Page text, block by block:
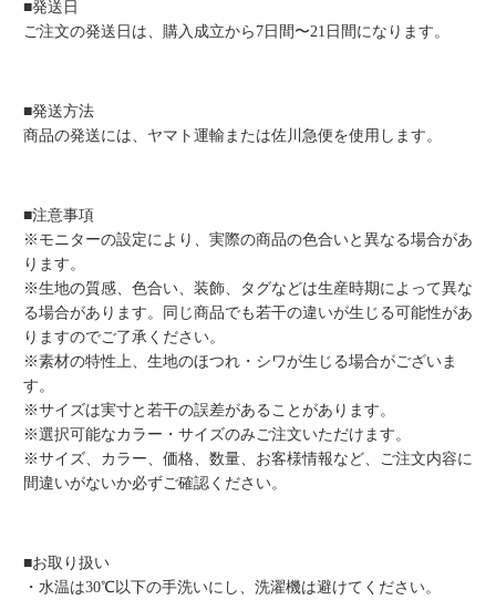
■発送日
ご注文の発送日は、購入成立から7日間〜21日間になります。
■発送方法
商品の発送には、ヤマト運輸または佐川急便を使用します。
■注意事項
※モニターの設定により、実際の商品の色合いと異なる場合があ
ります。
※生地の質感、色合い、装飾、タグなどは生産時期によって異な
る場合があります。同じ商品でも若干の違いが生じる可能性があ
りますのでご了承ください。
※素材の特性上、生地のほつれ・シワが生じる場合がございま
す。
※サイズは実寸と若干の誤差があることがあります。
※選択可能なカラー・サイズのみご注文いただけます。
※サイズ、カラー、価格、数量、お客様情報など、ご注文内容に
間違いがないか必ずご確認ください。
■お取り扱い
・水温は30℃以下の手洗いにし、洗濯機は避けてください。